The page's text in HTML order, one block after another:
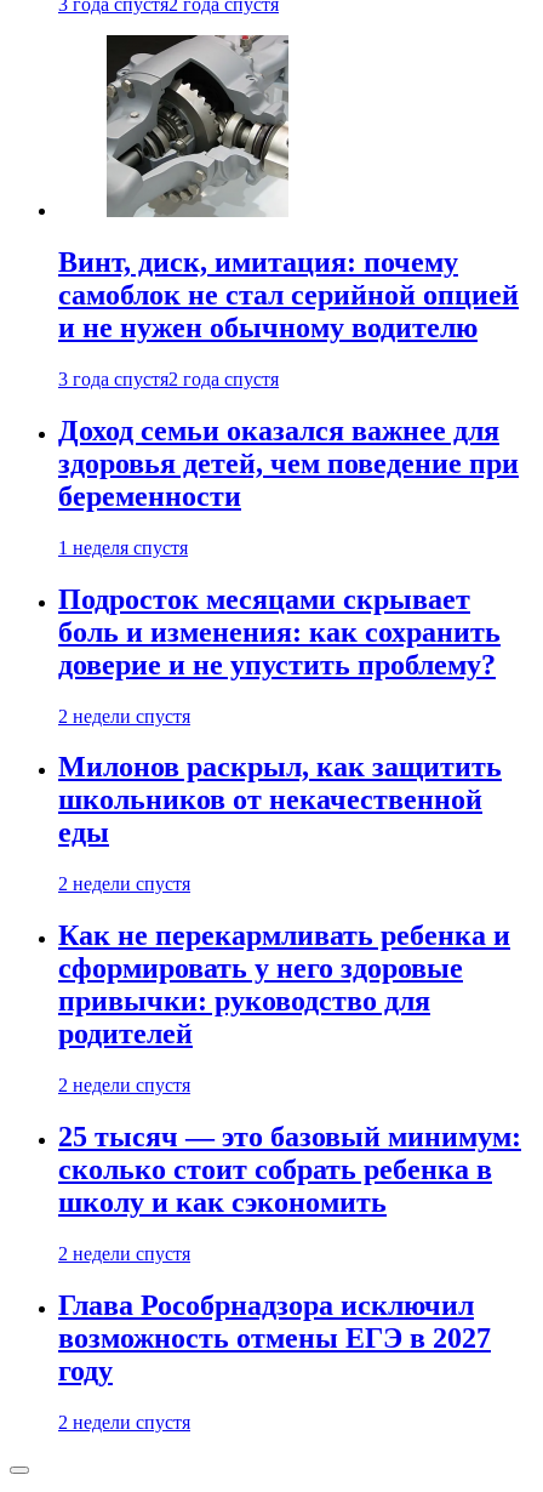
3 года спустя2 года спустя
Винт, диск, имитация: почему
самоблок не стал серийной опцией
и не нужен обычному водителю
3 года спустя2 года спустя
Доход семьи оказался важнее для
здоровья детей, чем поведение при
беременности
1 неделя спустя
Подросток месяцами скрывает
боль и изменения: как сохранить
доверие и не упустить проблему?
2 недели спустя
Милонов раскрыл, как защитить
школьников от некачественной
еды
2 недели спустя
Как не перекармливать ребенка и
сформировать у него здоровые
привычки: руководство для
родителей
2 недели спустя
25 тысяч — это базовый минимум:
сколько стоит собрать ребенка в
школу и как сэкономить
2 недели спустя
Глава Рособрнадзора исключил
возможность отмены ЕГЭ в 2027
году
2 недели спустя